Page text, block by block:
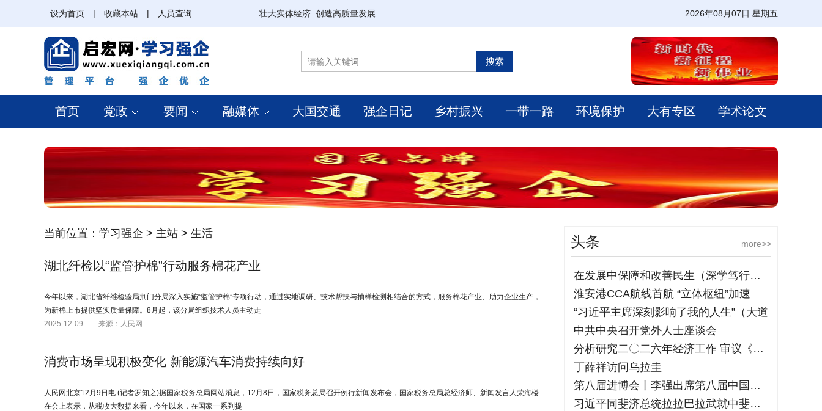
设为首页 | 收藏本站 | 人员查询 壮大实体经济 创造高质量发展 2026年08月07日 星期五
首页 党政 要闻 融媒体 大国交通 强企日记 乡村振兴 一带一路 环境保护 大有专区 学术论文
当前位置： 学习强企 > 主站 > 生活
湖北纤检以“监管护棉”行动服务棉花产业
今年以来，湖北省纤维检验局荆门分局深入实施“监管护棉”专项行动，通过实地调研、技术帮扶与抽样检测相结合的方式，服务棉花产业、助力企业生产，
为新棉上市提供坚实质量保障。8月起，该分局组织技术人员主动走
2025-12-09
来源：人民网
消费市场呈现积极变化 新能源汽车消费持续向好
人民网北京12月9日电 (记者罗知之)据国家税务总局网站消息，12月8日，国家税务总局召开例行新闻发布会，国家税务总局总经济师、新闻发言人荣海楼
在会上表示，从税收大数据来看，今年以来，在国家一系列提
more>>
头条
在发展中保障和改善民生（深学笃行阐释习
淮安港CCA航线首航 “立体枢纽”加速
“习近平主席深刻影响了我的人生”（大道
中共中央召开党外人士座谈会
分析研究二〇二六年经济工作 审议《中国
丁薛祥访问乌拉圭
第八届进博会丨李强出席第八届中国国际进
习近平同斐济总统拉拉巴拉武就中斐建交5